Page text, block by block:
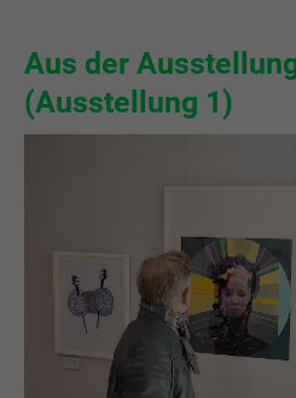
Aus der
(Ausstellung 1)